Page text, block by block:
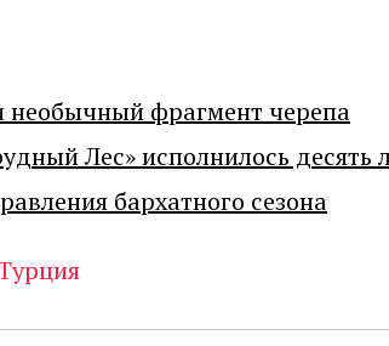
фрагмент черепа
Лес» исполнилось десять
бархатного сезона